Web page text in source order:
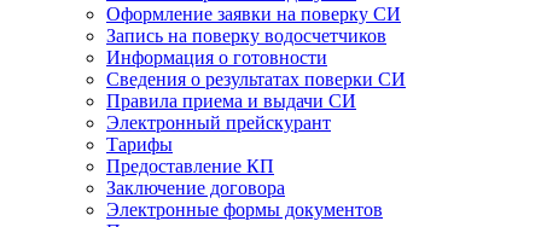
Оформление заявки на поверку СИ
Запись на поверку водосчетчиков
Информация о готовности
Сведения о результатах поверки СИ
Правила приема и выдачи СИ
Электронный прейскурант
Тарифы
Предоставление КП
Заключение договора
Электронные формы документов